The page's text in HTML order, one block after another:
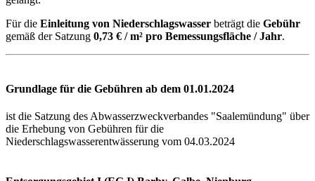
Für die Einleitung von Niederschlagswasser beträgt die Gebühr
gemäß der Satzung 0,73 € / m² pro Bemessungsfläche / Jahr.
Grundlage für die Gebühren ab dem 01.01.2024
ist die Satzung des Abwasserzweckverbandes "Saalemündung" über
die Erhebung von Gebühren für die
Niederschlagswasserentwässerung vom 04.03.2024